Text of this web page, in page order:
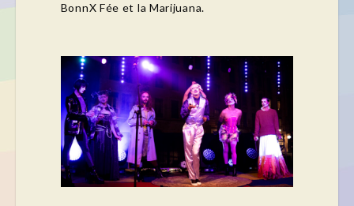
BonnX Fée et la Marijuana.